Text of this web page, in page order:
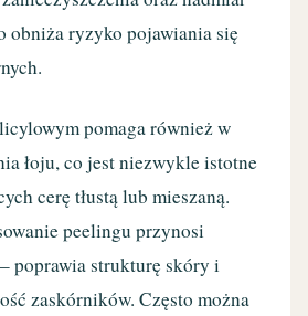
obniża ryzyko pojawiania się
pomaga również w
łoju, co jest niezwykle istotne
cerę tłustą lub mieszaną.
peelingu przynosi
poprawia strukturę skóry i
zaskórników. Często można